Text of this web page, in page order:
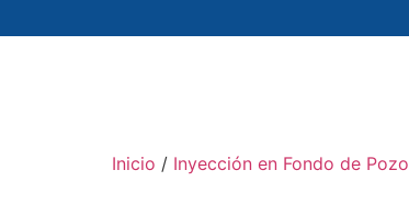
Inicio / Inyección en Fondo de Pozo